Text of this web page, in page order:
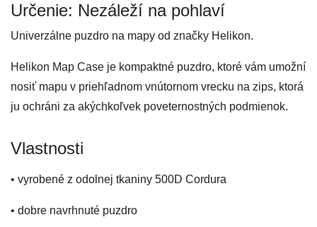
Určenie: Nezáleží na pohlaví
Univerzálne puzdro na mapy od značky Helikon.
Helikon Map Case je kompaktné puzdro, ktoré vám umožní
nosiť mapu v priehľadnom vnútornom vrecku na zips, ktorá
ju ochráni za akýchkoľvek poveternostných podmienok.
Vlastnosti
• vyrobené z odolnej tkaniny 500D Cordura
• dobre navrhnuté puzdro